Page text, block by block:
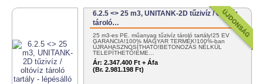
6.2.5 <> 25 m3, UNITANK-2D tűzivíz / oltóvíz
tároló…
25 m3-es PE. műanyag tűzivíz tároló tartály!25 ÉV
GARANCIA!100% MAGYAR TERMÉK!100%-ban
ÚJRAHASZNOSÍTHATÓ!BETONOZÁS NÉLKÜL
TELEPÍTHETŐ!ÉME…
Ár: 2.347.400 Ft + Áfa
(Br. 2.981.198 Ft)